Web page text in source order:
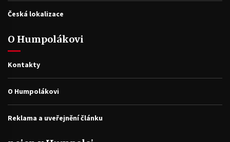
Česká lokalizace
O Humpolákovi
Kontakty
O Humpolákovi
Reklama a uveřejnění článku